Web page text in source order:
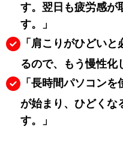
す。翌日も疲労感が
す。」
「肩こりがひどい
るので、もう慢性化
「長時間パソコン
が始まり、ひどくな
す。」